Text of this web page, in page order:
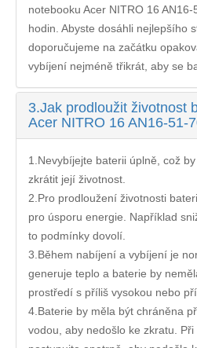
notebooku Acer NITRO 16 AN16-
hodin. Abyste dosáhli nejlepšího
doporučujeme na začátku
vybíjení nejméně třikrát, aby se
3.Jak prodloužit životnost
Acer NITRO 16 AN16-51-
1.Nevybíjejte baterii úplně, což
zkrátit její životnost.
2.Pro prodloužení životnosti
pro úsporu energie. Například
to podmínky dovolí.
3.Během nabíjení a vybíjení je
generuje teplo a baterie by
prostředí s příliš vysokou nebo
4.Baterie by měla být chráněna
vodou, aby nedošlo ke zkratu.